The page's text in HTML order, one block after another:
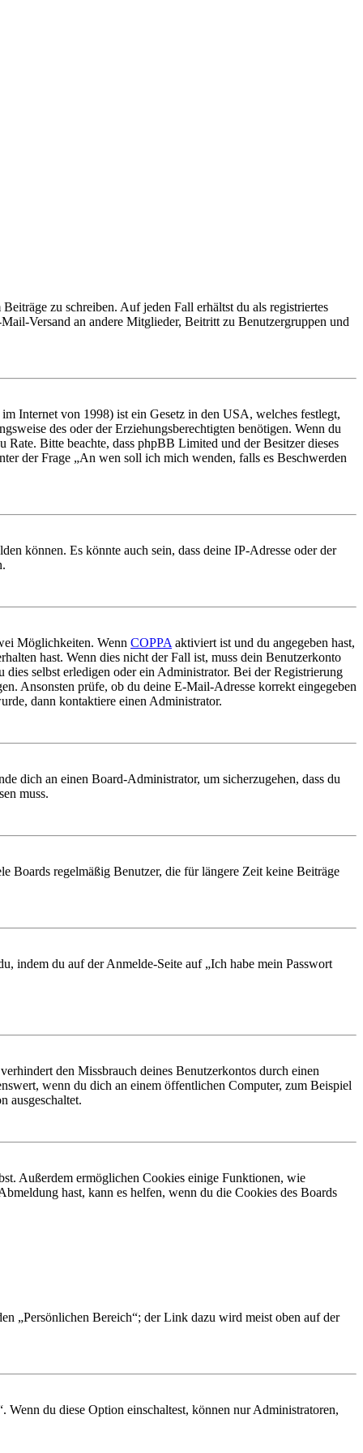
zu schreiben. Auf jeden Fall erhältst du als registriertes
Versand an andere Mitglieder, Beitritt zu Benutzergruppen und
Internet von 1998) ist ein Gesetz in den USA, welches festlegt,
des oder der Erziehungsberechtigten benötigen. Wenn du
Bitte beachte, dass phpBB Limited und der Besitzer dieses
der Frage „An wen soll ich mich wenden, falls es Beschwerden
können. Es könnte auch sein, dass deine IP-Adresse oder der
Möglichkeiten. Wenn COPPA aktiviert ist und du angegeben hast,
hast. Wenn dies nicht der Fall ist, muss dein Benutzerkonto
selbst erledigen oder ein Administrator. Bei der Registrierung
Ansonsten prüfe, ob du deine E-Mail-Adresse korrekt eingegeben
dann kontaktiere einen Administrator.
dich an einen Board-Administrator, um sicherzugehen, dass du
muss.
Boards regelmäßig Benutzer, die für längere Zeit keine Beiträge
indem du auf der Anmelde-Seite auf „Ich habe mein Passwort
den Missbrauch deines Benutzerkontos durch einen
wenn du dich an einem öffentlichen Computer, zum Beispiel
ausgeschaltet.
Außerdem ermöglichen Cookies einige Funktionen, wie
hast, kann es helfen, wenn du die Cookies des Boards
„Persönlichen Bereich“; der Link dazu wird meist oben auf der
du diese Option einschaltest, können nur Administratoren,